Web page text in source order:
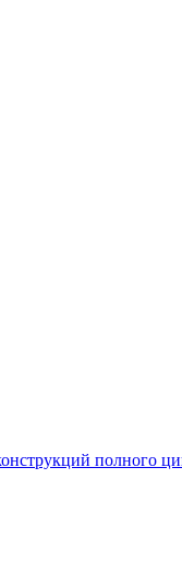
полного